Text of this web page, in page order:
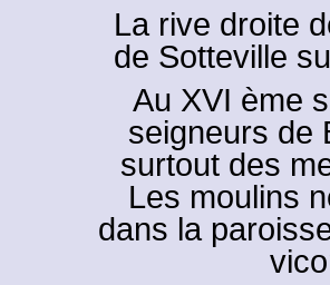
La rive droite
de Sotteville
Au XVI ème
seigneurs de
surtout des
Les moulins
dans la